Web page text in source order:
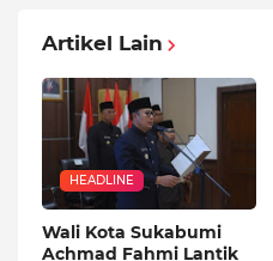
Artikel Lain
HEADLINE
Wali Kota Sukabumi
Achmad Fahmi Lantik